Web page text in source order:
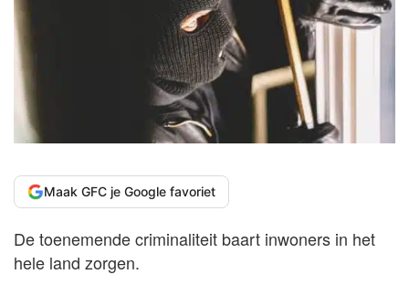
Maak GFC je Google favoriet
De toenemende criminaliteit baart inwoners in het
hele land zorgen.